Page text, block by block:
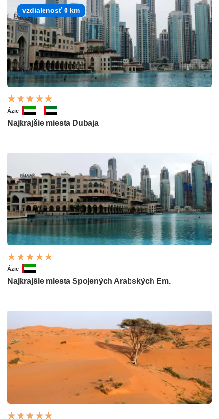
vzdialenosť 0 km
Ázie
Najkrajšie miesta Dubaja
Ázie
Najkrajšie miesta Spojených Arabských Em.